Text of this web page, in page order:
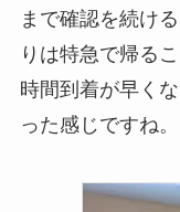
まで確認を続け
りは特急で帰る
時間到着が早く
った感じですね。